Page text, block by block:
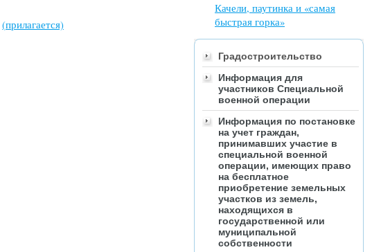
(прилагается)
Качели, паутинка и «самая
быстрая горка»
Градостроительство
Информация для
участников Специальной
военной операции
Информация по постановке
на учет граждан,
принимавших участие в
специальной военной
операции, имеющих право
на бесплатное
приобретение земельных
участков из земель,
находящихся в
государственной или
муниципальной
собственности